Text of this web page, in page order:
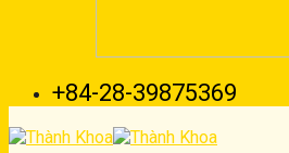
+84-28-39875369